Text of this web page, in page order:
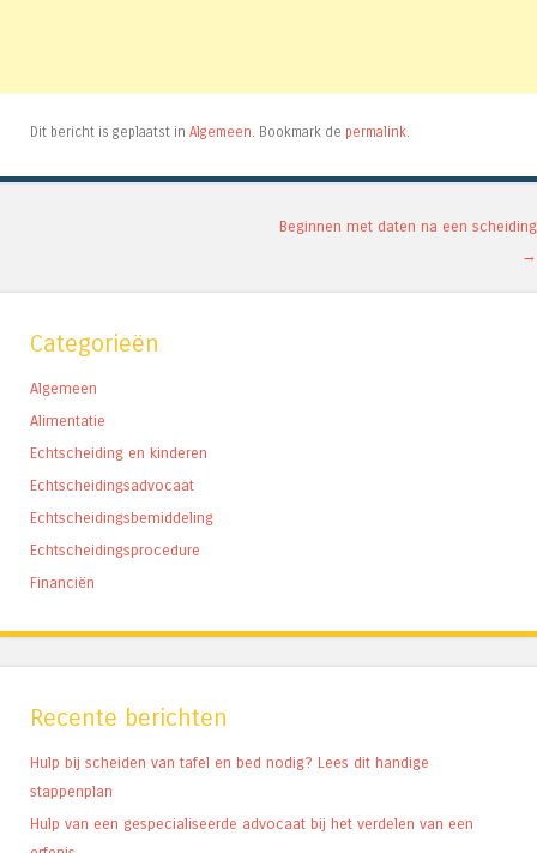
Dit bericht is geplaatst in Algemeen. Bookmark de permalink.
Beginnen met daten na een scheiding
→
Categorieën
Algemeen
Alimentatie
Echtscheiding en kinderen
Echtscheidingsadvocaat
Echtscheidingsbemiddeling
Echtscheidingsprocedure
Financiën
Recente berichten
Hulp bij scheiden van tafel en bed nodig? Lees dit handige
stappenplan
Hulp van een gespecialiseerde advocaat bij het verdelen van een